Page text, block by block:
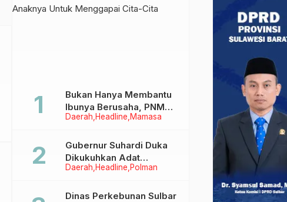
Daerah Headline Mamasa
Bukan Hanya Membantu
Ibunya Berusaha, PNM
Juga Menjaga Mimpi
Menggapai Cita-Cita
Daerah Headline Polman
Gubernur Suhardi Duka
Dikukuhkan Adat
Balanipa, Raih Gelar Sulo
Dinas Perkebunan Sulbar